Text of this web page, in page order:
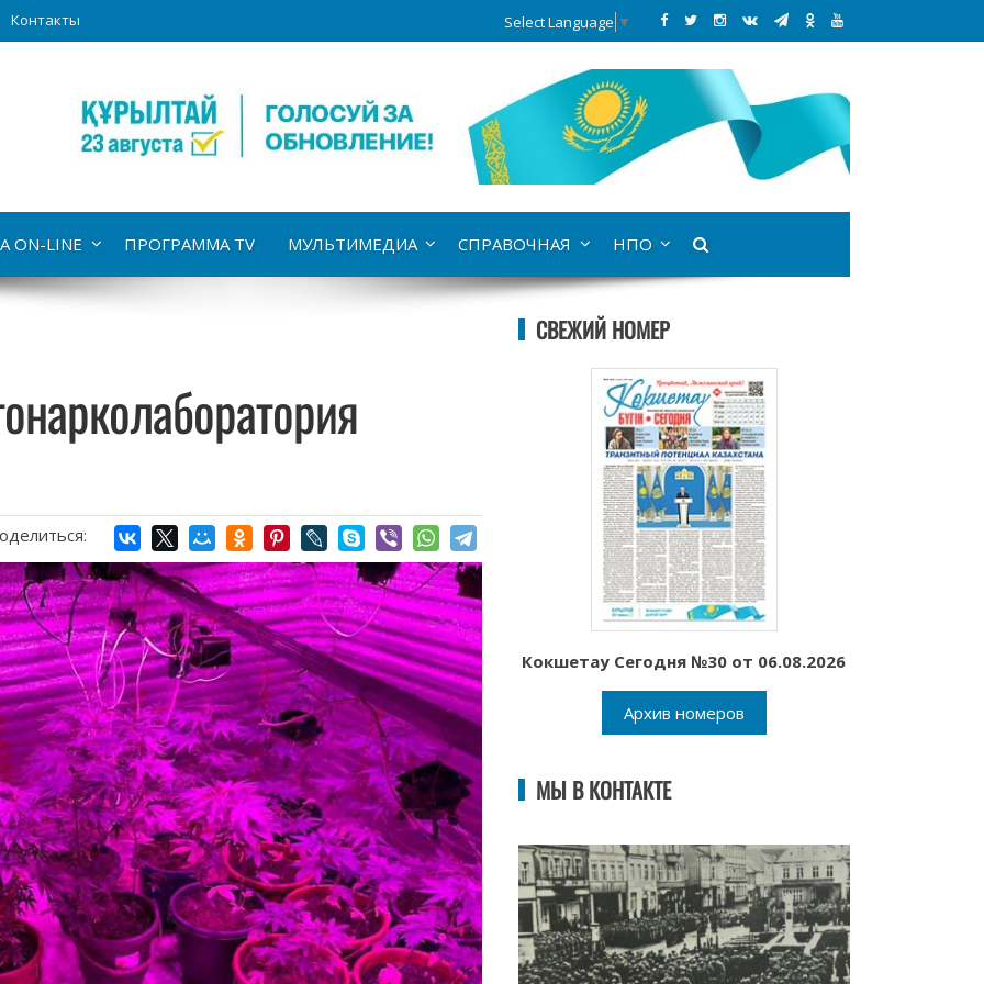
Контакты Select Language ▼
ON-LINE ПРОГРАММА TV МУЛЬТИМЕДИА СПРАВОЧНАЯ НПО
СВЕЖИЙ НОМЕР
Кокшетау Сегодня №30 от 06.08.2026
Архив номеров
МЫ В КОНТАКТЕ